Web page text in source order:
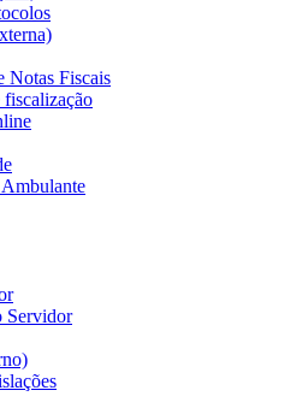
Notas Fiscais
Servidor